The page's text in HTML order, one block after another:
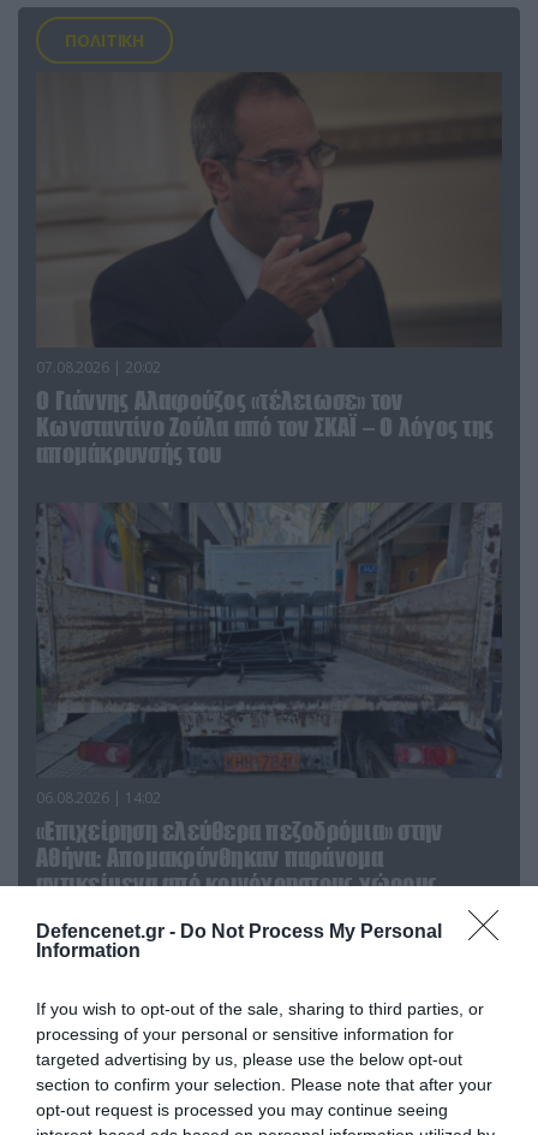
Defencenet.gr - Do Not Process My Personal
Information
If you wish to opt-out of the sale, sharing to third parties, or
processing of your personal or sensitive information for
targeted advertising by us, please use the below opt-out
section to confirm your selection. Please note that after your
opt-out request is processed you may continue seeing
ΠΟΛΙΤΙΚΗ
07.08.2026 | 20:02
Ο Γιάννης Αλαφούζος «τέλειωσε» τον
Κωνσταντίνο Ζούλα από τον ΣΚΑΪ – Ο λόγος της
απομάκρυνσής του
06.08.2026 | 14:02
«Επιχείρηση ελεύθερα πεζοδρόμια» στην
Αθήνα: Απομακρύνθηκαν παράνομα
αντικείμενα από κοινόχρηστους χώρους